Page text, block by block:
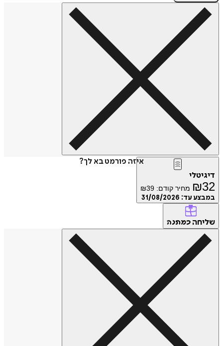
איזה פורמט בא לך?
דיגיטלי
₪32 מחיר קודם: ₪39
במבצע עד: 31/08/2026
שליחה כמתנה